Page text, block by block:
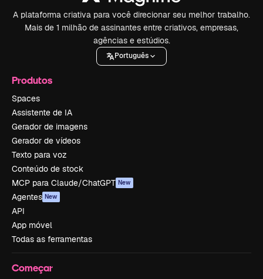
A plataforma criativa para você direcionar seu melhor trabalho.
Mais de 1 milhão de assinantes entre criativos, empresas,
agências e estúdios.
Português
Produtos
Spaces
Assistente de IA
Gerador de imagens
Gerador de vídeos
Texto para voz
Conteúdo de stock
MCP para Claude/ChatGPT New
Agentes New
API
App móvel
Todas as ferramentas
Começar